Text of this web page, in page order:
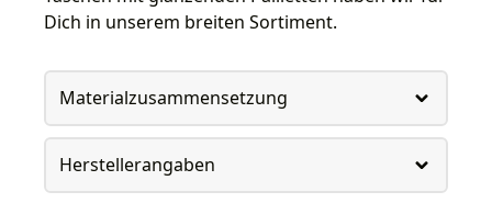
Dich in unserem breiten Sortiment.
Materialzusammensetzung
Herstellerangaben